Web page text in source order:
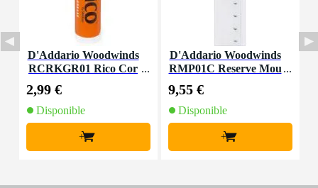
D'Addario Woodwinds
RCRKGR01 Rico Cor
2,99 €
Disponible
+
D'Addario Woodwinds
RMP01C Reserve Mou
(Pack of 5)
9,55 €
Disponible
+